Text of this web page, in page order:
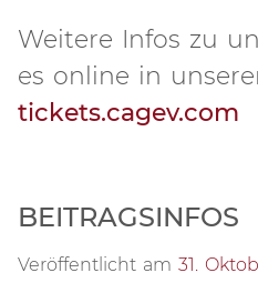
Weitere Infos zu
es online in
tickets.cagev.com
BEITRAGSINFOS
Veröffentlicht am 31.